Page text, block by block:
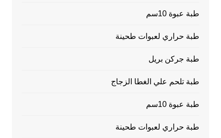
طبة عبوة 10سم
طبة حراري لعبوات طحينة
طبة جركن بريل
طبة تلحم علي الغطا الزجاج
طبة عبوة 10سم
طبة حراري لعبوات طحينة